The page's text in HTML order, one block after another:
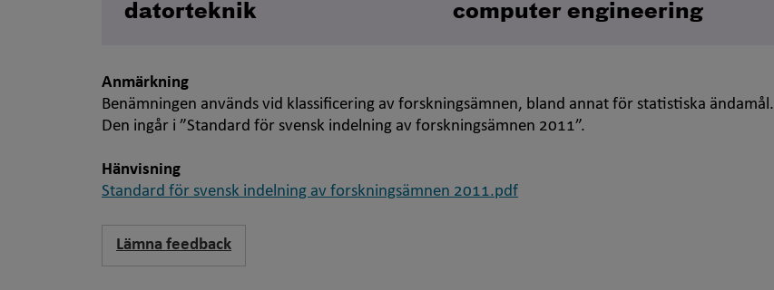
datorteknik computer engineering
Anmärkning
Benämningen används vid klassificering av forskningsämnen, bland annat för statistiska ändamål.
Den ingår i ”Standard för svensk indelning av forskningsämnen 2011”.
Hänvisning
Standard för svensk indelning av forskningsämnen 2011.pdf
Lämna feedback